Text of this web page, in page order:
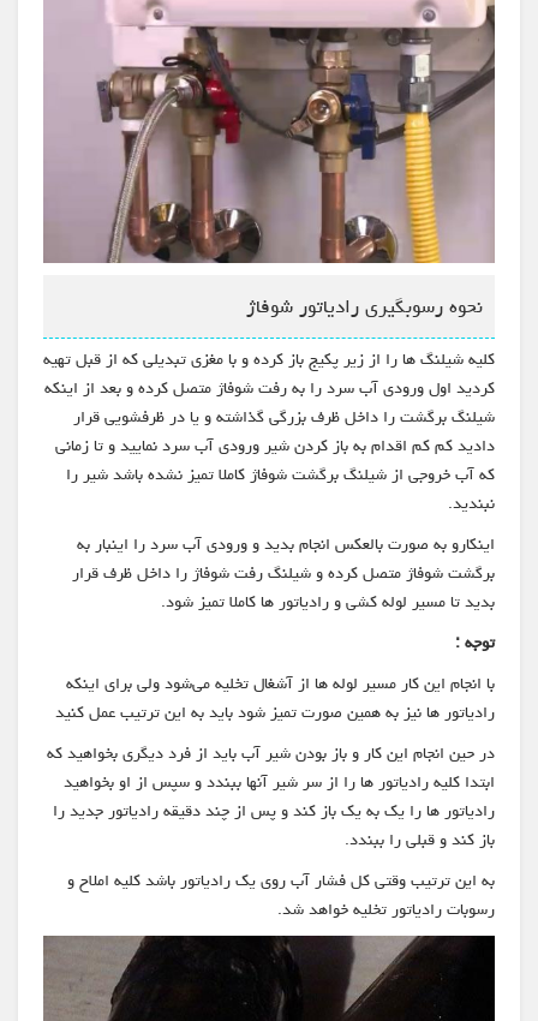
نحوه رسوبگیری رادیاتور شوفاژ
کلیه شیلنگ ها را از زیر پکیج باز کرده و با مغزی تبدیلی که از قبل تهیه
کردید اول ورودی آب سرد را به رفت شوفاژ متصل کرده و بعد از اینکه
شیلنگ برگشت را داخل ظرف بزرگی گذاشته و یا در ظرفشویی قرار
دادید کم کم اقدام به باز کردن شیر ورودی آب سرد نمایید و تا زمانی
که آب خروجی از شیلنگ برگشت شوفاژ کاملا تمیز نشده باشد شیر را
نبندید.
اینکارو به صورت بالعکس انجام بدید و ورودی آب سرد را اینبار به
برگشت شوفاژ متصل کرده و شیلنگ رفت شوفاژ را داخل ظرف قرار
بدید تا مسیر لوله کشی و رادیاتور ها کاملا تمیز شود.
توجه :
با انجام این کار مسیر لوله ها از آشغال تخلیه می‌شود ولی برای اینکه
رادیاتور ها نیز به همین صورت تمیز شود باید به این ترتیب عمل کنید
در حین انجام این کار و باز بودن شیر آب باید از فرد دیگری بخواهید که
ابتدا کلیه رادیاتور ها را از سر شیر آنها ببندد و سپس از او بخواهید
رادیاتور ها را یک به یک باز کند و پس از چند دقیقه رادیاتور جدید را
باز کند و قبلی را ببندد.
به این ترتیب وقتی کل‌ فشار آب روی یک رادیاتور باشد کلیه املاح و
رسوبات رادیاتور تخلیه خواهد شد.